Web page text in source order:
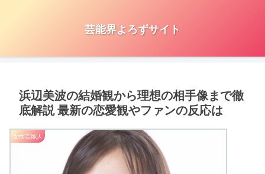
芸能界よろずサイト
浜辺美波の結婚観から理想の相手像まで徹
底解説 最新の恋愛観やファンの反応は
女性芸能人